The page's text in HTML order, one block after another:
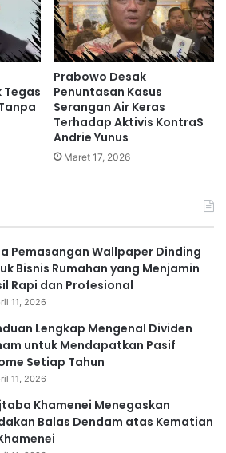
Tegas
Prabowo Desak
Penuntasan Kasus
Serangan Air Keras
Terhadap Aktivis KontraS
Andrie Yunus
Maret 17, 2026
Pemasangan Wallpaper Dinding
Bisnis Rumahan yang Menjamin
Rapi dan Profesional
11, 2026
Lengkap Mengenal Dividen
untuk Mendapatkan Pasif
Setiap Tahun
11, 2026
Khamenei Menegaskan
Balas Dendam atas Kematian